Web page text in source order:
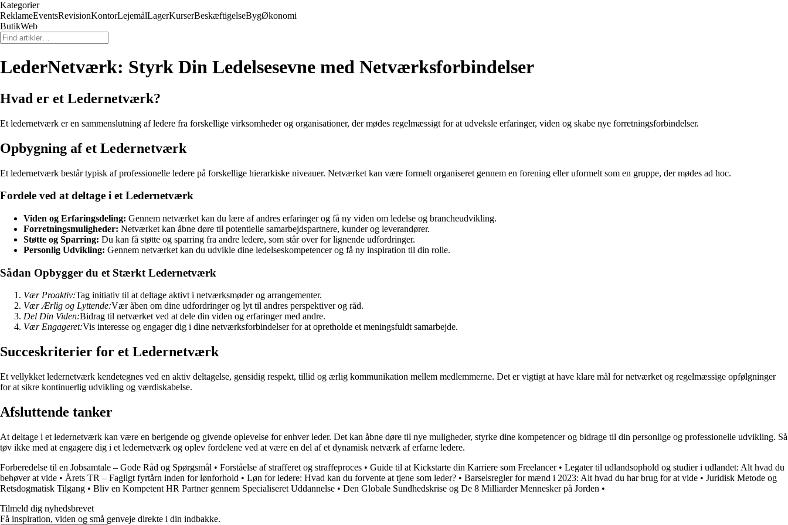
Kategorier
ReklameEventsRevisionKontorLejemålLagerKurserBeskæftigelseBygØkonomi
ButikWeb
LederNetværk: Styrk Din Ledelsesevne med Netværksforbindelser
Hvad er et Ledernetværk?
Et ledernetværk er en sammenslutning af ledere fra forskellige virksomheder og organisationer, der mødes regelmæssigt for at udveksle erfaringer, viden og skabe nye forretningsforbindelser.
Opbygning af et Ledernetværk
Et ledernetværk består typisk af professionelle ledere på forskellige hierarkiske niveauer. Netværket kan være formelt organiseret gennem en forening eller uformelt som en gruppe, der mødes ad hoc.
Fordele ved at deltage i et Ledernetværk
Viden og Erfaringsdeling: Gennem netværket kan du lære af andres erfaringer og få ny viden om ledelse og brancheudvikling.
Forretningsmuligheder: Netværket kan åbne døre til potentielle samarbejdspartnere, kunder og leverandører.
Støtte og Sparring: Du kan få støtte og sparring fra andre ledere, som står over for lignende udfordringer.
Personlig Udvikling: Gennem netværket kan du udvikle dine ledelseskompetencer og få ny inspiration til din rolle.
Sådan Opbygger du et Stærkt Ledernetværk
Vær Proaktiv:Tag initiativ til at deltage aktivt i netværksmøder og arrangementer.
Vær Ærlig og Lyttende:Vær åben om dine udfordringer og lyt til andres perspektiver og råd.
Del Din Viden:Bidrag til netværket ved at dele din viden og erfaringer med andre.
Vær Engageret:Vis interesse og engager dig i dine netværksforbindelser for at opretholde et meningsfuldt samarbejde.
Succeskriterier for et Ledernetværk
Et vellykket ledernetværk kendetegnes ved en aktiv deltagelse, gensidig respekt, tillid og ærlig kommunikation mellem medlemmerne. Det er vigtigt at have klare mål for netværket og regelmæssige opfølgninger
for at sikre kontinuerlig udvikling og værdiskabelse.
Afsluttende tanker
At deltage i et ledernetværk kan være en berigende og givende oplevelse for enhver leder. Det kan åbne døre til nye muligheder, styrke dine kompetencer og bidrage til din personlige og professionelle udvikling. Så
tøv ikke med at engagere dig i et ledernetværk og oplev fordelene ved at være en del af et dynamisk netværk af erfarne ledere.
Forberedelse til en Jobsamtale – Gode Råd og Spørgsmål • Forståelse af strafferet og straffeproces • Guide til at Kickstarte din Karriere som Freelancer• Legater til udlandsophold og studier i udlandet: Alt hvad du
behøver at vide • Årets TR – Fagligt fyrtårn inden for lønforhold • Løn for ledere: Hvad kan du forvente at tjene som leder? • Barselsregler for mænd i 2023: Alt hvad du har brug for at vide • Juridisk Metode og
Retsdogmatisk Tilgang • Bliv en Kompetent HR Partner gennem Specialiseret Uddannelse • Den Globale Sundhedskrise og De 8 Milliarder Mennesker på Jorden •
Tilmeld dig nyhedsbrevet
Få inspiration, viden og små genveje direkte i din indbakke.